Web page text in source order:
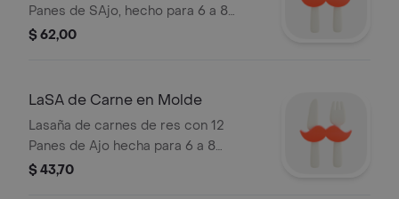
Panes de SAjo, hecho para 6 a 8
personas.
$ 62,00
LaSA de Carne en Molde
Lasaña de carnes de res con 12
Panes de Ajo hecha para 6 a 8
personas
$ 43,70